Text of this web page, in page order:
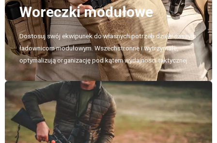
Woreczki modułowe
Dostosuj swój ekwipunek do własnych potrzeb dzięki naszym
ładownicom modułowym. Wszechstronne i wytrzymałe,
optymalizują organizację pod kątem wydajności taktycznej.